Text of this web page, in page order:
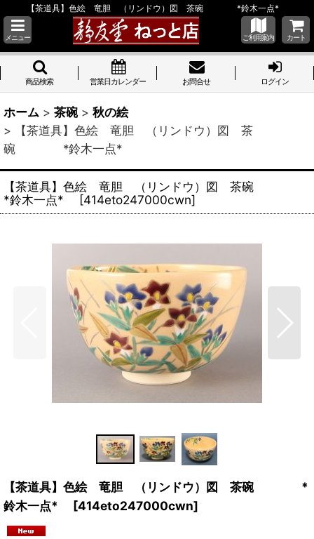
【茶道具】色絵 竜胆 （リンドウ）図 茶碗 *鈴木一点*
メニュー ご利用案内 カート
商品検索 営業日カレンダー お問合せ ログイン
ホーム > 茶碗 > 秋の絵
>
【茶道具】色絵 竜胆 （リンドウ）図 茶
碗 *鈴木一点*
【茶道具】色絵 竜胆 （リンドウ）図 茶碗
*鈴木一点*
[414eto247000cwn]
【茶道具】色絵 竜胆 （リンドウ）図 茶碗 *
鈴木一点*
[414eto247000cwn]